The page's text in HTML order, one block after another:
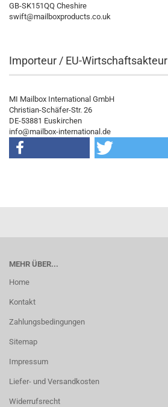
GB-SK151QQ Cheshire
swift@mailboxproducts.co.uk
Importeur / EU-Wirtschaftsakteur
MI Mailbox International GmbH
Christian-Schäfer-Str. 26
DE-53881 Euskirchen
info@mailbox-international.de
MEHR ÜBER...
Home
Kontakt
Zahlungsbedingungen
Sitemap
Impressum
Liefer- und Versandkosten
Widerrufsrecht